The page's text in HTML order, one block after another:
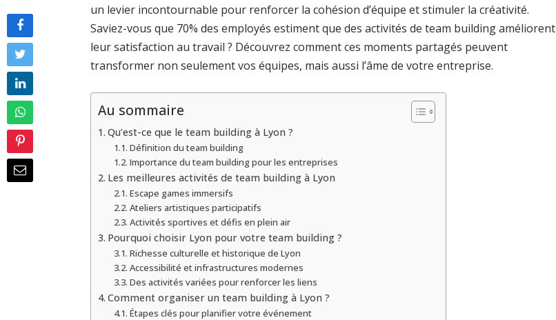
un levier incontournable pour renforcer la cohésion d’équipe et stimuler la créativité.
Saviez-vous que 70% des employés estiment que des activités de team building améliorent
leur satisfaction au travail ? Découvrez comment ces moments partagés peuvent
transformer non seulement vos équipes, mais aussi l’âme de votre entreprise.
Au sommaire
Qu’est-ce que le team building à Lyon ?
Définition du team building
Importance du team building pour les entreprises
Les meilleures activités de team building à Lyon
Escape games immersifs
Ateliers artistiques participatifs
Activités sportives et défis en plein air
Pourquoi choisir Lyon pour votre team building ?
Richesse culturelle et historique de Lyon
Accessibilité et infrastructures modernes
Des activités variées pour renforcer les liens
Comment organiser un team building à Lyon ?
Étapes clés pour planifier votre événement